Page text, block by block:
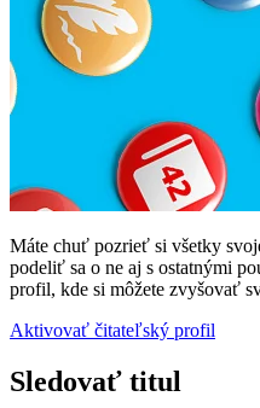
Máte chuť pozrieť si všetky
podeliť sa o ne aj s ostatnými
profil, kde si môžete zvyšovať
Aktivovať čitateľský profil
Sledovať titul